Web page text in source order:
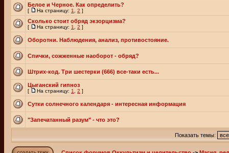
Белое и Черное. Как определить?
[ На страницу: 1 2 ]
Сколько стоит обряд экзорцизма?
[ На страницу: 1 2 ]
Оборотни. Наблюдения, анализ, противостояние.
Спички, сожженные наоборот - обряд?
Штрих-код. Три шестерки (666) все-таки есть...
Цыганский гипноз
[ На страницу: 1 2 ]
Сутки солнечного календаря - интересная информация
"Запечатанный разум" - что это?
Показать темы: